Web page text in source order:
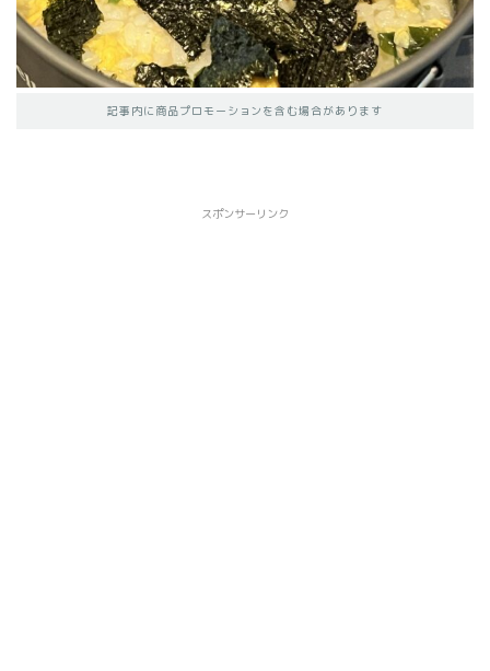
記事内に商品プロモーションを含む場合があります
スポンサーリンク